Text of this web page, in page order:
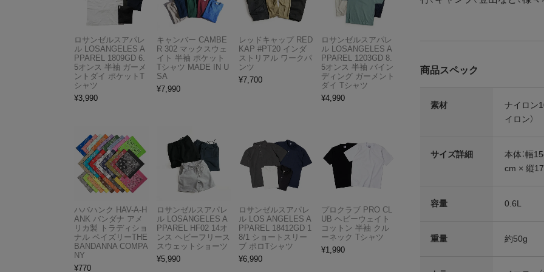
商品スペック
素材
ナイロン
イロン）
サイズ詳細
本体：幅
cm × 縦
容量 0.6L
重量 約50g
ロサンゼルスアパレ
ル LOSANGELES A
PPAREL 1809GD 6.
5オンス 半袖 ガーメ
ントダイ ポケットT
シャツ
¥3,990
キャンバー CAMBE
R 302 マックスウェ
イト 半袖 ポケット
Tシャツ MADE IN U
SA
¥7,990
レッドキャップ RED
KAP #PT20 インダ
ストリアル ワークパ
ンツ
¥7,700
ロサンゼルスアパレ
ル LOSANGELES A
PPAREL 1203GD 8.
5オンス 半袖 バイン
ディング ガーメント
ダイ Tシャツ
¥4,990
ハバハンク HAV-A-H
ANK バンダナ アメ
リカ製 トラディショ
ナル ペイズリーTHE
BANDANNA COMPA
NY
¥770
ロサンゼルスアパレ
ル LOSANGELES A
PPAREL HF02 14オ
ンス ヘビーフリース
スウェットショーツ
¥5,990
ロサンゼルスアパレ
ル LOS ANGELES A
PPAREL 18412GD 1
8/1 ショートスリー
ブ ポロTシャツ
¥6,990
プロクラブ PRO CL
UB ヘビーウェイト
コットン 半袖 クル
ーネック Tシャツ
¥1,990